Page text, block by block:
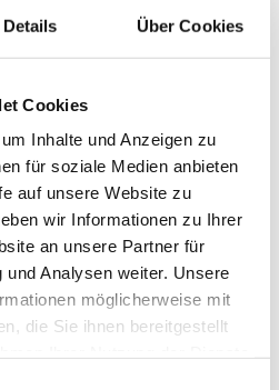
Details Über Cookies
Cookies
Inhalte und Anzeigen zu
für soziale Medien anbieten
auf unsere Website zu
wir Informationen zu Ihrer
an unsere Partner für
Analysen weiter. Unsere
möglicherweise mit
die Sie ihnen bereitgestellt
Teig-Blätter, dünn, ca. 9x9cm,
ca.75 St